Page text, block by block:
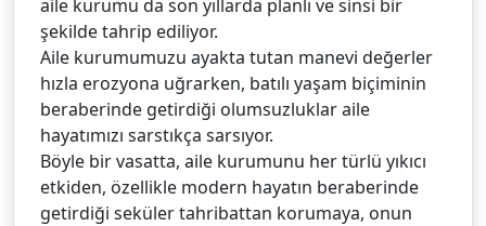
aile kurumu da son yıllarda planlı ve sinsi bir
şekilde tahrip ediliyor.
Aile kurumumuzu ayakta tutan manevi değerler
hızla erozyona uğrarken, batılı yaşam biçiminin
beraberinde getirdiği olumsuzluklar aile
hayatımızı sarstıkça sarsıyor.
Böyle bir vasatta, aile kurumunu her türlü yıkıcı
etkiden, özellikle modern hayatın beraberinde
getirdiği seküler tahribattan korumaya, onun